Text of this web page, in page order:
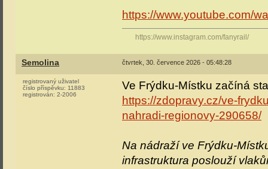
https://www.youtube.com/
https://www.instagram.com/fanyrail/
Semolina čtvrtek, 30. července 2026 - 05:48:28
registrovaný uživatel
číslo příspěvku: 11883
registrován: 2-2006
Ve Frýdku-Místku začíná
https://zdopravy.cz/ve-
nahradi-regionovy-290658/
Na nádraží ve Frýdku-
infrastruktura poslouží